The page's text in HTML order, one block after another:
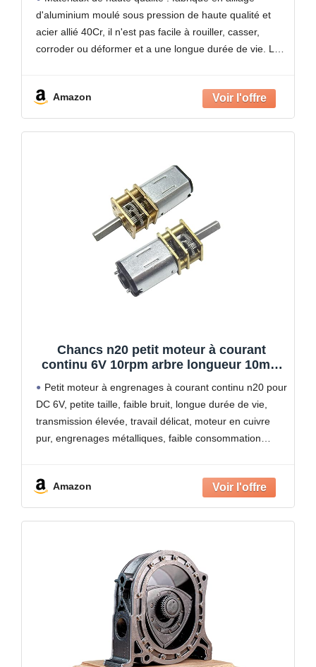
d'aluminium moulé de haute qualité
Convient pour l'emballage, l'impression,
la nourriture et
d'aluminium moulé sous pression de haute qualité et
acier allié 40Cr, il n'est pas facile à rouiller, casser,
corroder ou déformer et a une longue durée de vie. La
Amazon
Chancs n20 petit moteur à courant
continu 6V 10rpm arbre longueur 10mm
boîte de vitesses en métal pour bricolage
RC jouets 2PCS
Petit moteur à engrenages à courant continu n20 pour
DC 6V, petite taille, faible bruit, longue durée de vie,
transmission élevée, travail délicat, moteur en cuivre
pur, engrenages métalliques, faible consommation
Amazon